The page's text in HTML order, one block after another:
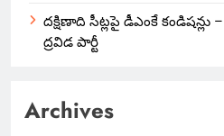
దక్షిణాది సీట్లపై డీఎంకే
ద్రవిడ పార్టీ
Archives